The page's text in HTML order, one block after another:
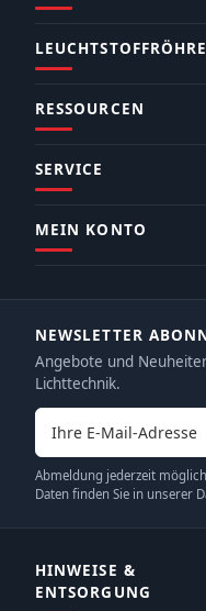
RESSOURCEN
SERVICE
MEIN KONTO
NEWSLETTER
Angebote und
Lichttechnik.
E-Mail-Adresse
Abmeldung jederzeit
Daten finden Sie in unserer
HINWEISE &
ENTSORGUNG